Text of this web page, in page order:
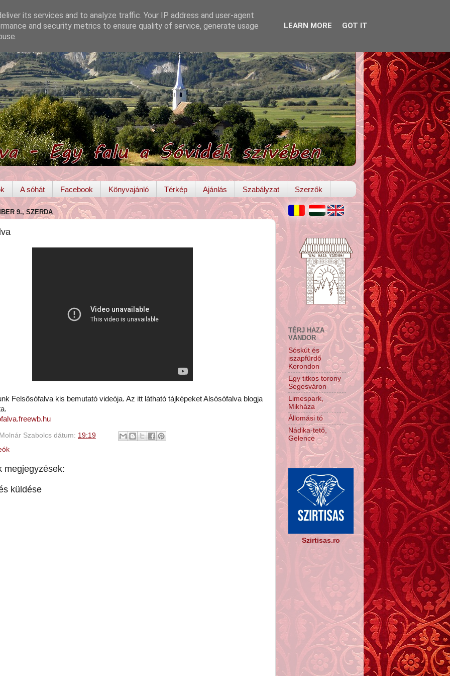
A sóhát Facebook Könyvajánló Térkép Ajánlás Szabályzat Szerzők
9., SZERDA
Felsősófalva kis bemutató videója. Az itt látható tájképeket Alsósófalva blogja
Szabolcs dátum: 19:19
megjegyzések:
küldése
TÉRJ HAZA
VÁNDOR
Sóskút és
iszapfürdő
Korondon
Egy titkos torony
Segesváron
Limespark,
Mikháza
Állomási tó
Nádika-tető,
Gelence
Szirtisas.ro
its services and to analyze traffic. Your IP address and user-agent
and security metrics to ensure quality of service, generate usage
LEARN MORE GOT IT